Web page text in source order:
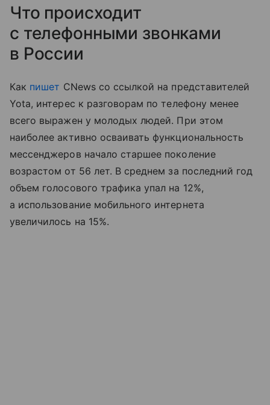
Что происходит
с телефонными звонками
в России
Как пишет CNews со ссылкой на представителей
Yota, интерес к разговорам по телефону менее
всего выражен у молодых людей. При этом
наиболее активно осваивать функциональность
мессенджеров начало старшее поколение
возрастом от 56 лет. В среднем за последний год
объем голосового трафика упал на 12%,
а использование мобильного интернета
увеличилось на 15%.